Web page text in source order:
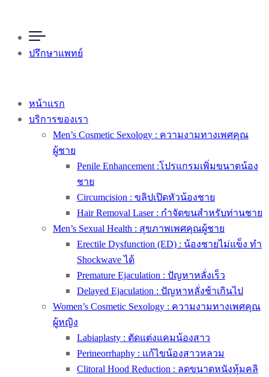
ปรึกษาแพทย์
หน้าแรก
บริการของเรา
Men’s Cosmetic Sexology : ความงามทางเพศคุณ
ผู้ชาย
Penile Enhancement :โปรแกรมเพิ่มขนาดน้อง
ชาย
Circumcision : ขลิปเปิดหัวน้องชาย
Hair Removal Laser : กำจัดขนสำหรับท่านชาย
Men’s Sexual Health : สุขภาพเพศคุณผู้ชาย
Erectile Dysfunction (ED) : น้องชายไม่แข็ง ทำ
Shockwave ได้
Premature Ejaculation : ปัญหาหลั่งเร็ว
Delayed Ejaculation : ปัญหาหลั่งช้าเกินไป
Women’s Cosmetic Sexology : ความงามทางเพศคุณ
ผู้หญิง
Labiaplasty : ตัดแต่งแคมน้องสาว
Perineorrhaphy : แก้ไขน้องสาวหลวม
Clitoral Hood Reduction : ลดขนาดหนังหุ้มคลิ